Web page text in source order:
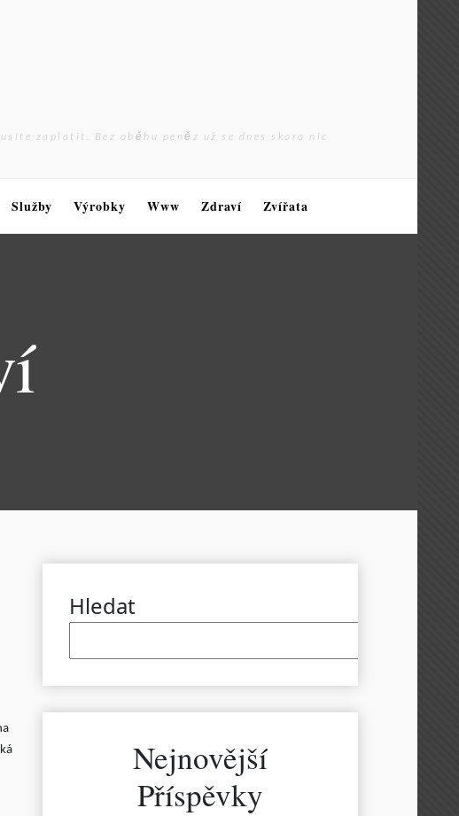
zaplatit. Bez oběhu peněz už se dnes skoro nic
Služby Výrobky Www Zdraví Zvířata
Hledat
Nejnovější
Příspěvky